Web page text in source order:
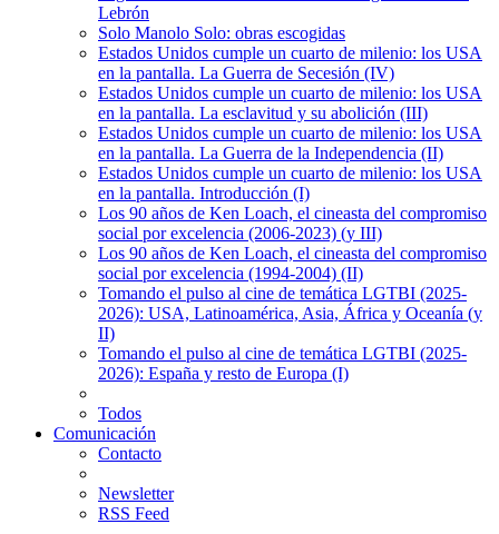
Lebrón
Solo Manolo Solo: obras escogidas
Estados Unidos cumple un cuarto de milenio: los USA
en la pantalla. La Guerra de Secesión (IV)
Estados Unidos cumple un cuarto de milenio: los USA
en la pantalla. La esclavitud y su abolición (III)
Estados Unidos cumple un cuarto de milenio: los USA
en la pantalla. La Guerra de la Independencia (II)
Estados Unidos cumple un cuarto de milenio: los USA
en la pantalla. Introducción (I)
Los 90 años de Ken Loach, el cineasta del compromiso
social por excelencia (2006-2023) (y III)
Los 90 años de Ken Loach, el cineasta del compromiso
social por excelencia (1994-2004) (II)
Tomando el pulso al cine de temática LGTBI (2025-
2026): USA, Latinoamérica, Asia, África y Oceanía (y
II)
Tomando el pulso al cine de temática LGTBI (2025-
2026): España y resto de Europa (I)
Todos
Comunicación
Contacto
Newsletter
RSS Feed